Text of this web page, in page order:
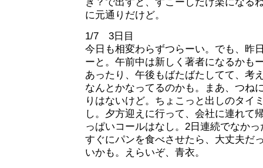
に元通りだけど。
1/7 3日目
今日も相変わらずつらーい。でも、昨
ーと。午前中は新しく著者になるかも
あったり、午後もばたばたしてて、考
なんとかなってるのかも。まあ、つね
りはないけど。ちょこっと出しのタイ
し。夕方迎えに行って、会社に連れて
っぱいコールはなし。2日連続でなか
すぐにパンを食べさせたら、大丈夫だ
いかも。えらいぞ、青衣。